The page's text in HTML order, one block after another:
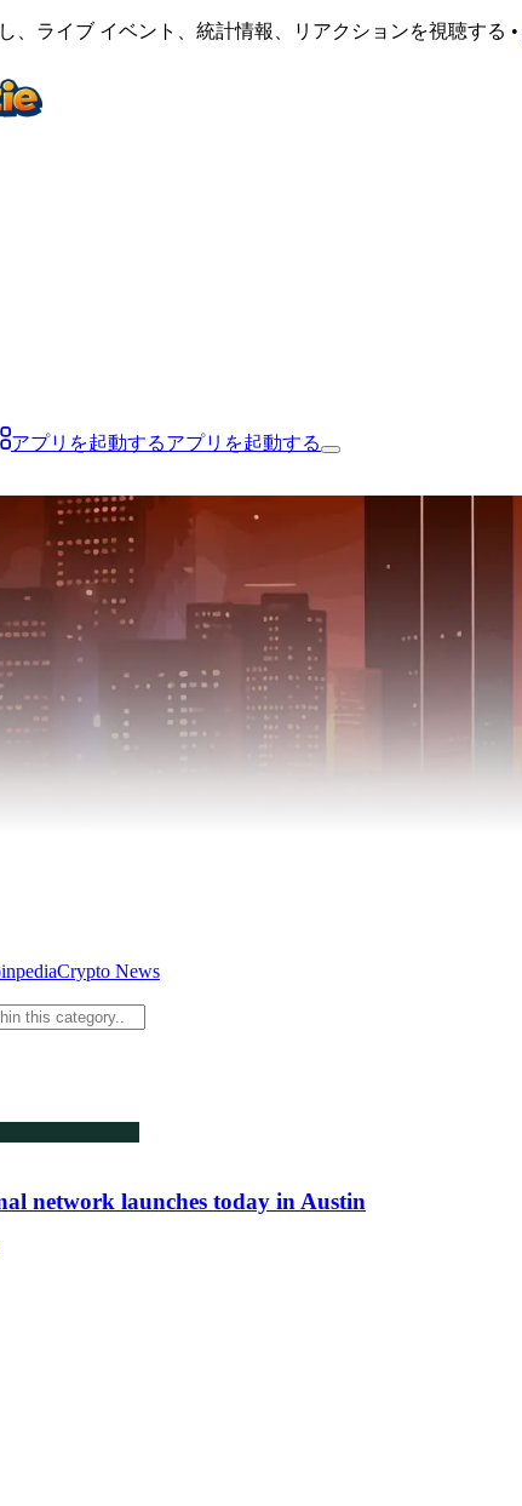
、ライブ イベント、統計情報、リアクションを視聴する •
アプリを起動するアプリを起動する
Crypto News
network launches today in Austin